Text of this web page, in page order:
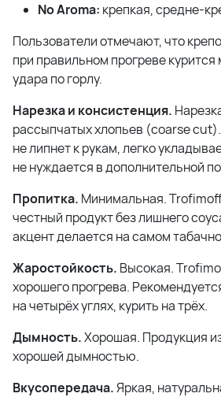
No Aroma: крепкая, средне-
Пользователи отмечают, что
при правильном прогреве курится
удара по горлу.
Нарезка и консистенция.
рассыпчатых хлопьев (coarse
не липнет к рукам, легко
не нуждается в дополнительной
Пропитка. Минимальная.
честный продукт без лишнего
акцент делается на самом
Жаростойкость. Высокая.
хорошего прогрева.
на четырёх углях, курить на трёх.
Дымность.Хорошая. Продукция
хорошей дымностью.
Вкусопередача.Яркая,